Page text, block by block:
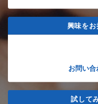
興味をお
お問い
試して